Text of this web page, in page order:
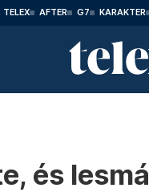
TELEX AFTER G7 KARAKTER
és